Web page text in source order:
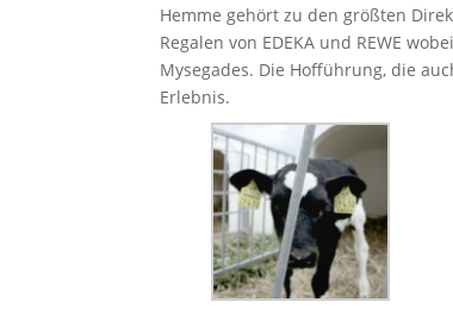
Hemme gehört zu den größten
Regalen von EDEKA und REWE
Mysegades. Die Hofführung, die
Erlebnis.